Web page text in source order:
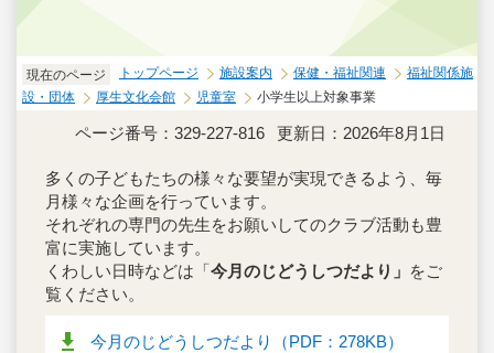
現在のページ トップページ 施設案内 保健・福祉関連
福祉関係施
設・団体
厚生文化会館 児童室 小学生以上対象事業
ページ番号：329-227-816 更新日：2026年8月1日
多くの子どもたちの様々な要望が実現できるよう、毎
月様々な企画を行っています。
それぞれの専門の先生をお願いしてのクラブ活動も豊
富に実施しています。
くわしい日時などは「今月のじどうしつだより」 をご
覧ください。
今月のじどうしつだより（PDF：278KB）